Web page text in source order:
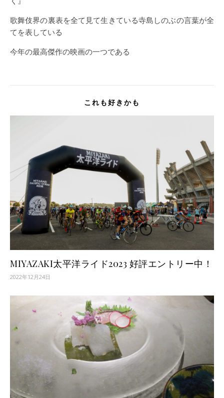
歌舞伎界の裏表を全て見て生きている寺島しのぶの言葉が全
てを表している
今年の最高傑作の映画の一つである
これも好きかも
MIYAZAKI太平洋ライド2023 好評エントリー中！
2022年12月24日